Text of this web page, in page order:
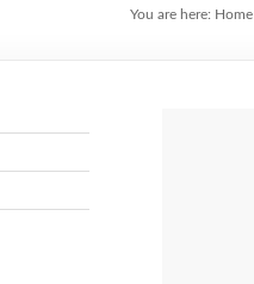
You are here: Home